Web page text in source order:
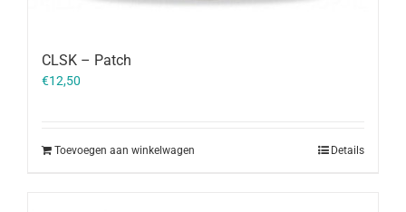
CLSK – Patch
€12,50
Toevoegen aan winkelwagen Details